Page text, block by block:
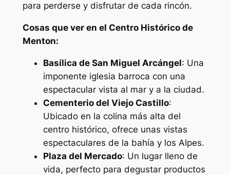
para perderse y disfrutar de cada rincón.
Cosas que ver en el Centro Histórico de
Menton:
Basílica de San Miguel Arcángel: Una
imponente iglesia barroca con una
espectacular vista al mar y a la ciudad.
Cementerio del Viejo Castillo:
Ubicado en la colina más alta del
centro histórico, ofrece unas vistas
espectaculares de la bahía y los Alpes.
Plaza del Mercado: Un lugar lleno de
vida, perfecto para degustar productos